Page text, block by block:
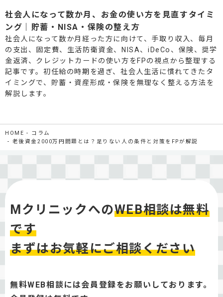
社会人になって数か月、お金の使い方を見直すタイミ
ング｜貯蓄・NISA・保険の整え方
社会人になって数か月経った方に向けて、手取り収入、毎月
の支出、固定費、生活防衛資金、NISA、iDeCo、保険、奨学
金返済、クレジットカードの使い方をFPの視点から整理する
記事です。初任給の時期を過ぎ、社会人生活に慣れてきたタ
イミングで、貯蓄・資産形成・保険を無理なく整える方法を
解説します。
HOME
コラム
老後資金2000万円問題とは？足りない人の条件と対策をFPが解説
MクリニックへのWEB相談は無料
です
まずはお気軽にご相談ください
無料WEB相談には会員登録をお願いしております。